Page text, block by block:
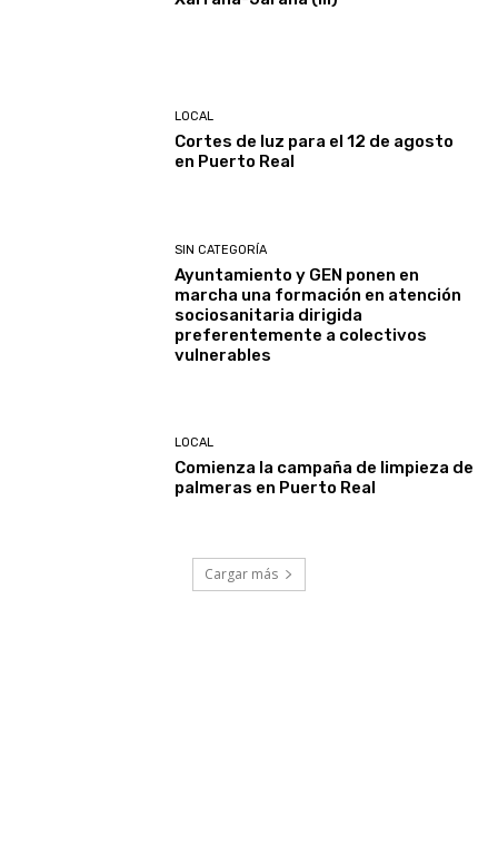
LOCAL
Cortes de luz para el 12 de agosto
en Puerto Real
SIN CATEGORÍA
Ayuntamiento y GEN ponen en
marcha una formación en atención
sociosanitaria dirigida
preferentemente a colectivos
vulnerables
LOCAL
Comienza la campaña de limpieza de
palmeras en Puerto Real
Cargar más